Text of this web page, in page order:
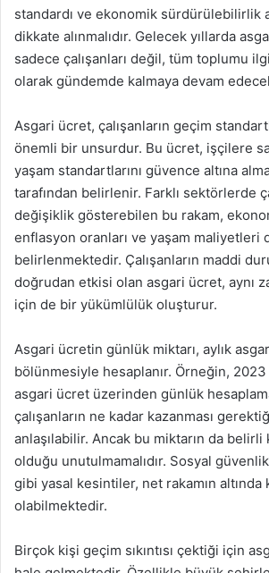
standardı ve ekonomik sürdürülebilirlik
dikkate alınmalıdır. Gelecek yıllarda
sadece çalışanları değil, tüm toplumu
olarak gündemde kalmaya devam
Asgari ücret, çalışanların geçim
önemli bir unsurdur. Bu ücret, işçilere
yaşam standartlarını güvence altına
tarafından belirlenir. Farklı sektörlerde
değişiklik gösterebilen bu rakam,
enflasyon oranları ve yaşam maliyetleri
belirlenmektedir. Çalışanların maddi
doğrudan etkisi olan asgari ücret, aynı
için de bir yükümlülük oluşturur.
Asgari ücretin günlük miktarı, aylık
bölünmesiyle hesaplanır. Örneğin, 2023
asgari ücret üzerinden günlük hesaplama
çalışanların ne kadar kazanması
anlaşılabilir. Ancak bu miktarın da
olduğu unutulmamalıdır. Sosyal
gibi yasal kesintiler, net rakamın altında
olabilmektedir.
Birçok kişi geçim sıkıntısı çektiği için